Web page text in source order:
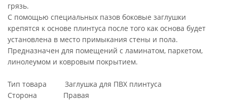
грязь.
С помощью специальных пазов боковые заглушки
крепятся к основе плинтуса после того как основа будет
установлена в место примыкания стены и пола.
Предназначен для помещений с ламинатом, паркетом,
линолеумом и ковровым покрытием.
Тип товара Заглушка для ПВХ плинтуса
Сторона Правая